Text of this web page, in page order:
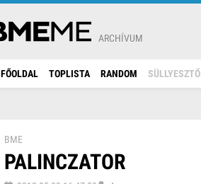
ARCHÍVUM
FŐOLDAL TOPLISTA RANDOM SÜLLYESZTŐ
BME
PALINCZATOR